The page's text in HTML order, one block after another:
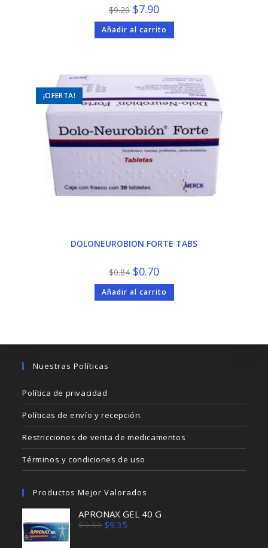
$9.20 El
precio
original
era:
$9.20.
$7.90El
precio
actual
es:
$7.90.
Añadir al carrito
¡OFERTA!
DOLONEUROBION FORTE TABS
$0.84 El
precio
original
era:
$0.84.
$0.70El
actual
es:
$0.70.
Añadir al carrito
Nuestras Políticas
Política de privacidad
Políticas de envío y recepción.
Restricciones de venta de medicamentos
Términos y condiciones de uso
Productos Mejor Valorados
APRONAX GEL 40 G
$9.59El
precio
$9.35